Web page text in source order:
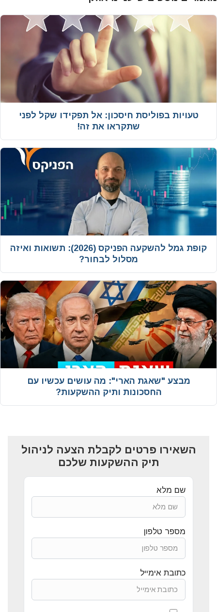
טעויות בפוליסת חיסכון: אל תפקידו שקל לפני
שתקראו את זה!
קופת גמל להשקעה הפניקס (2026): תשואות ואיזה
מסלול לבחור?
מבצע "שאגת הארי": מה עושים עכשיו עם
החסכונות ותיק ההשקעות?
השאירו פרטים לקבלת הצעה לניהול
תיק ההשקעות שלכם
שם מלא
מספר טלפון
כתובת אימייל